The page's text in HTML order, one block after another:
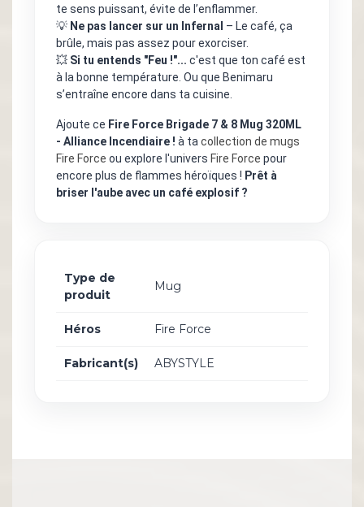
te sens puissant, évite de l’enflammer.
💡 Ne pas lancer sur un Infernal – Le café, ça
brûle, mais pas assez pour exorciser.
💥 Si tu entends "Feu !"... c'est que ton café est
à la bonne température. Ou que Benimaru
s’entraîne encore dans ta cuisine.
Ajoute ce Fire Force Brigade 7 & 8 Mug 320ML
- Alliance Incendiaire ! à ta collection de mugs
Fire Force ou explore l'univers Fire Force pour
encore plus de flammes héroïques ! Prêt à
briser l'aube avec un café explosif ?
Type de
produit
Mug
Héros Fire Force
Fabricant(s) ABYSTYLE